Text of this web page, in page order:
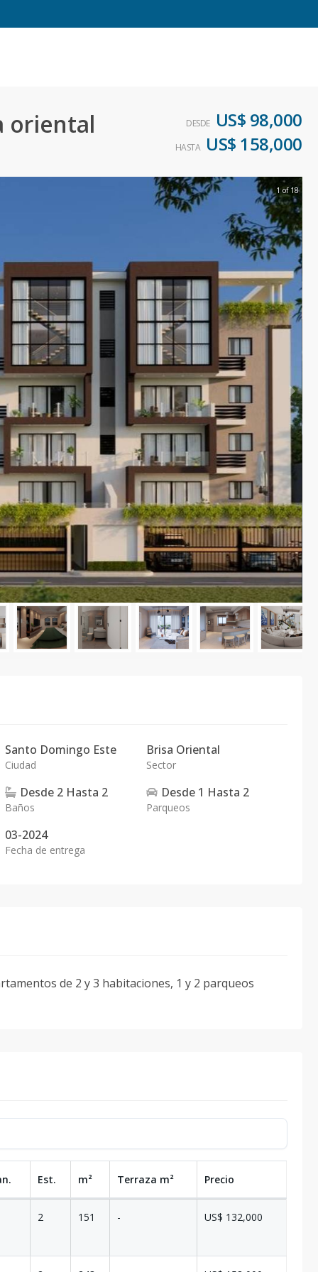
oriental DESDE US$ 98,000
HASTA US$ 158,000
1 of 18
Santo Domingo Este
Ciudad
Brisa Oriental
Sector
Desde 2 Hasta 2
Baños
Desde 1 Hasta 2
Parqueos
03-2024
Fecha de entrega
de 2 y 3 habitaciones, 1 y 2 parqueos
Est. m² Terraza m² Precio
2 151 - US$ 132,000